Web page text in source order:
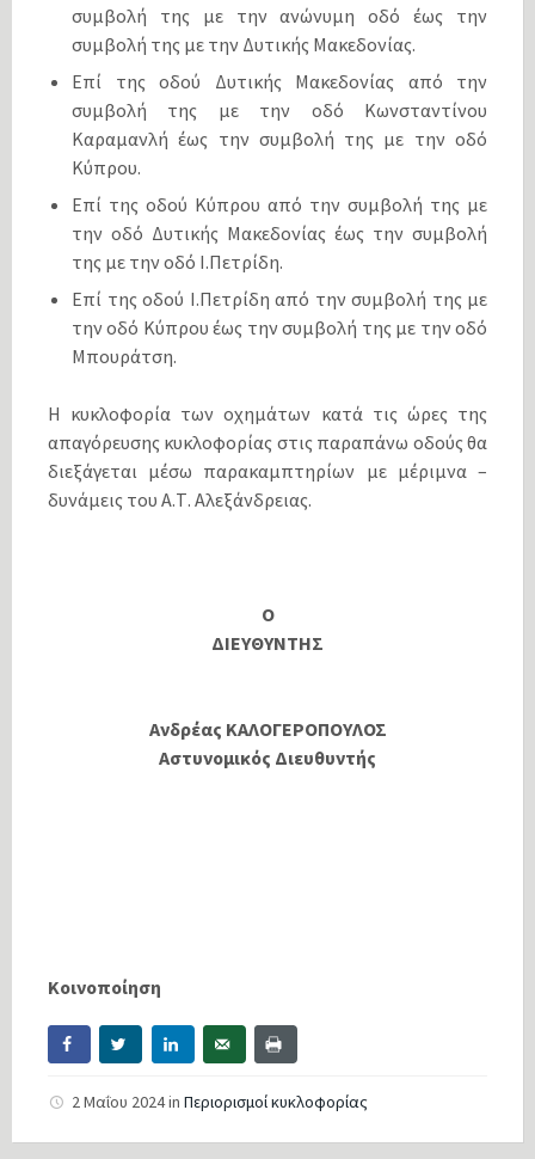
συμβολή της με την ανώνυμη οδό έως την
συμβολή της με την Δυτικής Μακεδονίας.
Επί της οδού Δυτικής Μακεδονίας από την
συμβολή της με την οδό Κωνσταντίνου
Καραμανλή έως την συμβολή της με την οδό
Κύπρου.
Επί της οδού Κύπρου από την συμβολή της με
την οδό Δυτικής Μακεδονίας έως την συμβολή
της με την οδό Ι.Πετρίδη.
Επί της οδού Ι.Πετρίδη από την συμβολή της με
την οδό Κύπρου έως την συμβολή της με την οδό
Μπουράτση.
Η κυκλοφορία των οχημάτων κατά τις ώρες της
απαγόρευσης κυκλοφορίας στις παραπάνω οδούς θα
διεξάγεται μέσω παρακαμπτηρίων με μέριμνα –
δυνάμεις του Α.Τ. Αλεξάνδρειας.
Ο
ΔΙΕΥΘΥΝΤΗΣ
Ανδρέας ΚΑΛΟΓΕΡΟΠΟΥΛΟΣ
Αστυνομικός Διευθυντής
Κοινοποίηση
2 Μαΐου 2024in Περιορισμοί κυκλοφορίας